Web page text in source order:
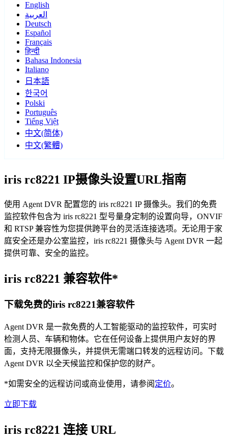
English
العربية
Deutsch
Español
Français
हिन्दी
Bahasa Indonesia
Italiano
日本語
한국어
Polski
Português
Tiếng Việt
中文(简体)
中文(繁體)
iris rc8221 IP摄像头设置URL指南
使用 Agent DVR 配置您的 iris rc8221 IP 摄像头。我们的免费
监控软件包含为 iris rc8221 型号量身定制的设置向导，ONVIF
和 RTSP 兼容性为您提供跨平台的灵活连接选项。无论用于家
庭安全还是办公室监控，iris rc8221 摄像头与 Agent DVR 一起
提供可靠、安全的监控。
iris rc8221 兼容软件*
下载免费的iris rc8221兼容软件
Agent DVR 是一款免费的人工智能驱动的监控软件，可实时
检测人员、车辆和物体。它在任何设备上提供用户友好的界
面，支持无限摄像头，并提供无需端口转发的远程访问。下载
Agent DVR 以全天候监控和保护您的财产。
*如需安全的远程访问或商业使用，请参阅 定价。
立即下载
iris rc8221 连接 URL